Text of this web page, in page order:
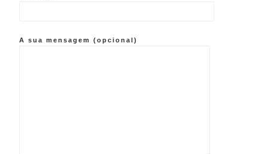
A sua mensagem (opcional)